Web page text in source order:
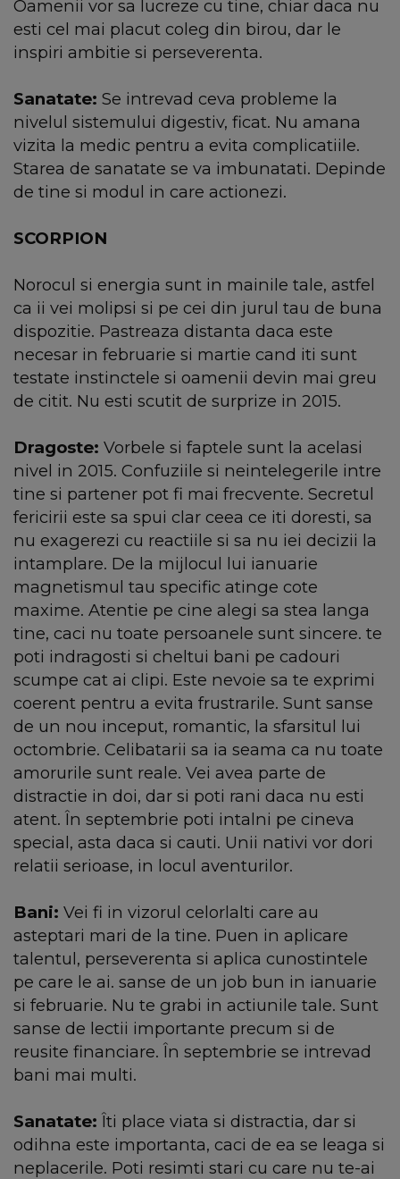
Oamenii vor sa lucreze cu tine, chiar daca nu
esti cel mai placut coleg din birou, dar le
inspiri ambitie si perseverenta.
Sanatate: Se intrevad ceva probleme la
nivelul sistemului digestiv, ficat. Nu amana
vizita la medic pentru a evita complicatiile.
Starea de sanatate se va imbunatati. Depinde
de tine si modul in care actionezi.
SCORPION
Norocul si energia sunt in mainile tale, astfel
ca ii vei molipsi si pe cei din jurul tau de buna
dispozitie. Pastreaza distanta daca este
necesar in februarie si martie cand iti sunt
testate instinctele si oamenii devin mai greu
de citit. Nu esti scutit de surprize in 2015.
Dragoste: Vorbele si faptele sunt la acelasi
nivel in 2015. Confuziile si neintelegerile intre
tine si partener pot fi mai frecvente. Secretul
fericirii este sa spui clar ceea ce iti doresti, sa
nu exagerezi cu reactiile si sa nu iei decizii la
intamplare. De la mijlocul lui ianuarie
magnetismul tau specific atinge cote
maxime. Atentie pe cine alegi sa stea langa
tine, caci nu toate persoanele sunt sincere. te
poti indragosti si cheltui bani pe cadouri
scumpe cat ai clipi. Este nevoie sa te exprimi
coerent pentru a evita frustrarile. Sunt sanse
de un nou inceput, romantic, la sfarsitul lui
octombrie. Celibatarii sa ia seama ca nu toate
amorurile sunt reale. Vei avea parte de
distractie in doi, dar si poti rani daca nu esti
atent. În septembrie poti intalni pe cineva
special, asta daca si cauti. Unii nativi vor dori
relatii serioase, in locul aventurilor.
Bani: Vei fi in vizorul celorlalti care au
asteptari mari de la tine. Puen in aplicare
talentul, perseverenta si aplica cunostintele
pe care le ai. sanse de un job bun in ianuarie
si februarie. Nu te grabi in actiunile tale. Sunt
sanse de lectii importante precum si de
reusite financiare. În septembrie se intrevad
bani mai multi.
Sanatate: Îti place viata si distractia, dar si
odihna este importanta, caci de ea se leaga si
neplacerile. Poti resimti stari cu care nu te-ai